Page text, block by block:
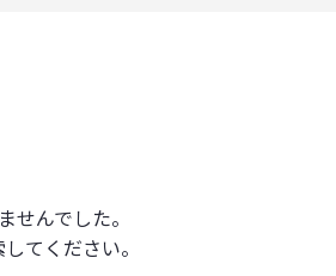
せんでした。
てください。